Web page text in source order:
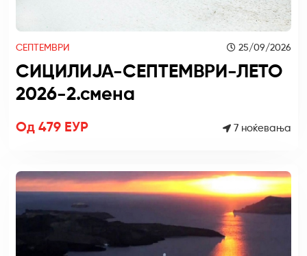
СЕПТЕМВРИ 25/09/2026
СИЦИЛИЈА-СЕПТЕМВРИ-ЛЕТО
2026-2.смена
Од 479 ЕУР 7 ноќевања